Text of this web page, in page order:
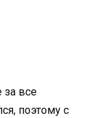
за все
поэтому с